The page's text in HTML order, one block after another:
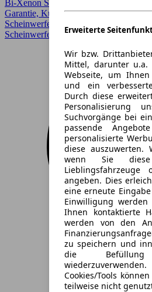
Bi-Xenon Scheinwerfer, Einparkhilfe,
Garantie, Kurvenlicht, LED, LED
Scheinwerfer, Lichtsensor,
Scheinwerfer, Xenonscheinwerfer
Erweiterte
Wir bzw.
Mittel, darunter u.a.
Webseite, um
und ein
Durch diese
Personalisierung
Suchvorgänge bei
passende
personalisierte
diese auszuwerten.
wenn Sie diese
angeben. Dies
eine erneute
Einwilligung
Ihnen kontaktierte
werden von den
zu speichern und
die Befüllung
Cookies/Tools
teilweise nicht